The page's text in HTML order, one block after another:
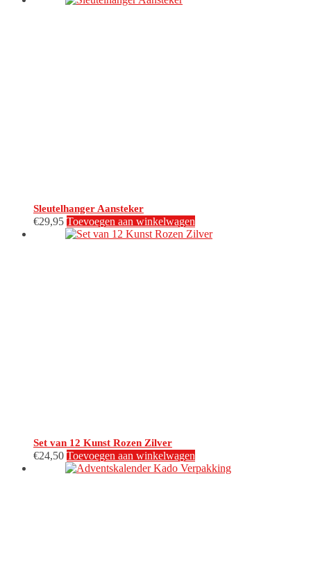
Sleutelhanger Aansteker
€29,95 Toevoegen aan winkelwagen
Set van 12 Kunst Rozen Zilver
€24,50 Toevoegen aan winkelwagen